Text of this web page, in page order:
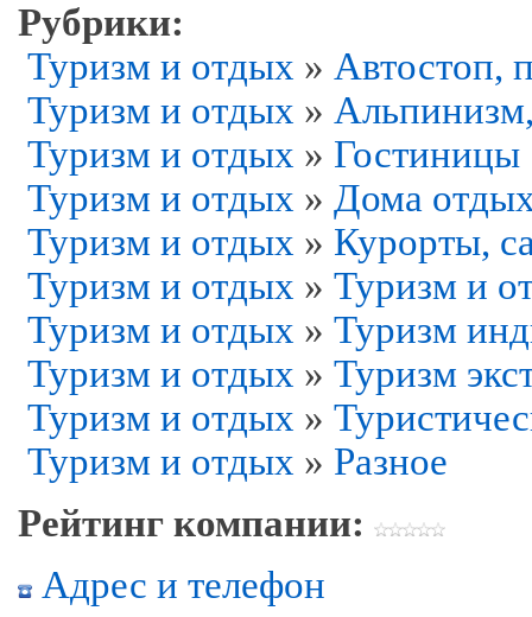
Рубрики:
Туризм и отдых » Автостоп,
Туризм и отдых »
Туризм и отдых » Гостиницы
Туризм и отдых » Дома
Туризм и отдых » Курорты,
Туризм и отдых » Туризм и
Туризм и отдых » Туризм
Туризм и отдых » Туризм
Туризм и отдых »
Туризм и отдых » Разное
Рейтинг компании:
Адрес и телефон